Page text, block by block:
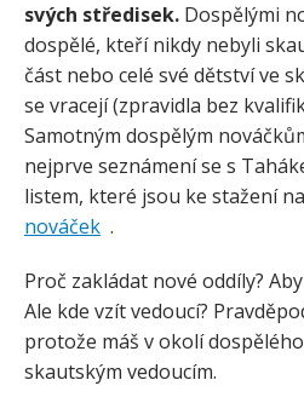
svých středisek. Dospělými
dospělé, kteří nikdy nebyli
část nebo celé své dětství ve
se vracejí (zpravidla bez
Samotným dospělým
nejprve seznámení se s
listem, které jsou ke stažení
nováček .
Proč zakládat nové oddíly?
Ale kde vzít vedoucí?
protože máš v okolí
skautským vedoucím.